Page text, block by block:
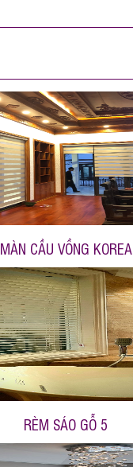
MÀN CẦU VỒNG KOREA
RÈM SÁO GỖ 5